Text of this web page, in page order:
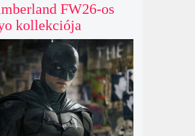
FW26-os
kollekciója
kordbársonnyal
gondolja újra az
örökséget